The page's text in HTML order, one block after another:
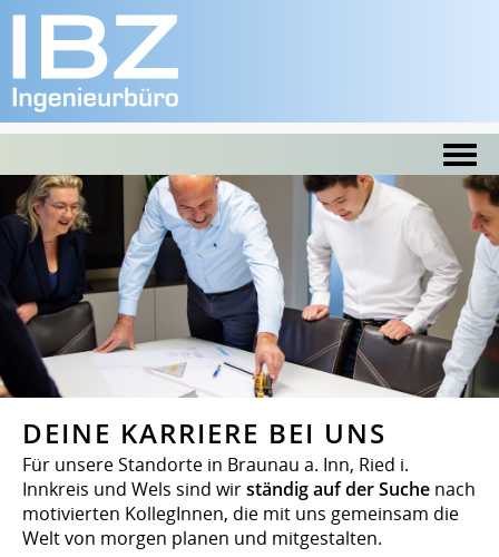
DEINE KARRIERE BEI UNS
Für unsere Standorte in Braunau a. Inn, Ried i.
Innkreis und Wels sind wirständig auf der Suche nach
motivierten KollegInnen, die mit uns gemeinsam die
Welt von morgen planen und mitgestalten.